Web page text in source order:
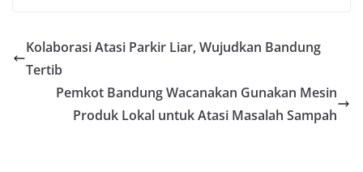
Kolaborasi Atasi Parkir Liar, Wujudkan Bandung
Tertib
Pemkot Bandung Wacanakan Gunakan Mesin
Produk Lokal untuk Atasi Masalah Sampah